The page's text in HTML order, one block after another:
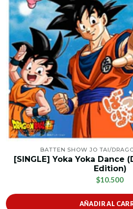
BATTEN SHOW JO TAI/
[SINGLE] Yoka Yoka Dance
Edition)
$10.500
AÑADIR AL